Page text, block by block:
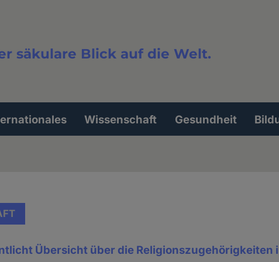
säkulare Blick auf die Welt.
Wissenschaft Gesundheit
Übersicht über die Religionszugehörigkeiten